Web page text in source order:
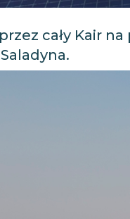
cały Kair